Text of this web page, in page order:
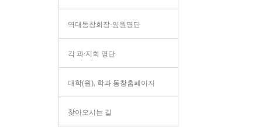
역대동창회장·임원명단
각 과∙지회 명단
대학(원), 학과 동창홈페이지
찾아오시는 길